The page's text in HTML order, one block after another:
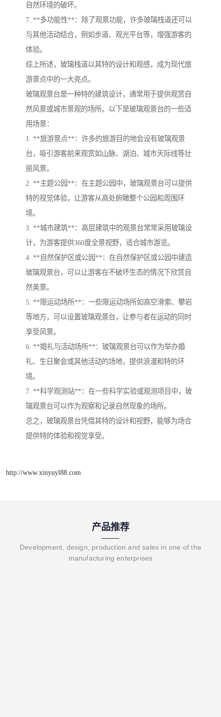
自然环境的破坏。
7. **多功能性**：除了观景功能，许多玻璃栈道还可以
与其他活动结合，例如步道、观光平台等，增强游客的
体验。
综上所述，玻璃栈道以其特的设计和观感，成为现代旅
游景点中的一大亮点。
玻璃观景台是一种特的建筑设计，通常用于提供观赏自
然风景或城市景观的场所。以下是玻璃观景台的一些适
用场景：
1. **旅游景点**：许多的旅游目的地会设有玻璃观景
台，吸引游客前来观赏如山脉、湖泊、城市天际线等壮
丽风景。
2. **主题公园**：在主题公园中，玻璃观景台可以提供
特的视觉体验，让游客从高处俯瞰整个公园和周围环
境。
3. **城市建筑**：高层建筑中的观景台常常采用玻璃设
计，为游客提供360度全景视野，适合城市游览。
4. **自然保护区或公园**：在自然保护区或公园中建造
玻璃观景台，可以让游客在不破坏生态的情况下欣赏自
然美景。
5. **限运动场所**：一些限运动场所如高空滑索、攀岩
等地方，可以设置玻璃观景台，让参与者在运动的同时
享受风景。
6. **婚礼与活动场所**：玻璃观景台可以作为举办婚
礼、生日聚会或其他活动的场地，提供浪漫和特的环
境。
7. **科学观测站**：在一些科学实验或观测项目中，玻
璃观景台可以作为观察和记录自然现象的场所。
总之，玻璃观景台凭借其特的设计和视野，能够为场合
提供特的体验和视觉享受。
http://www.xinyuyl88.com
产品推荐
Development, design, production and sales in one of the
manufacturing enterprises